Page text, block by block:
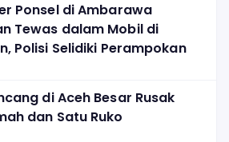
Ponsel di Ambarawa
Tewas dalam Mobil di
Polisi Selidiki Perampokan
di Aceh Besar Rusak
dan Satu Ruko